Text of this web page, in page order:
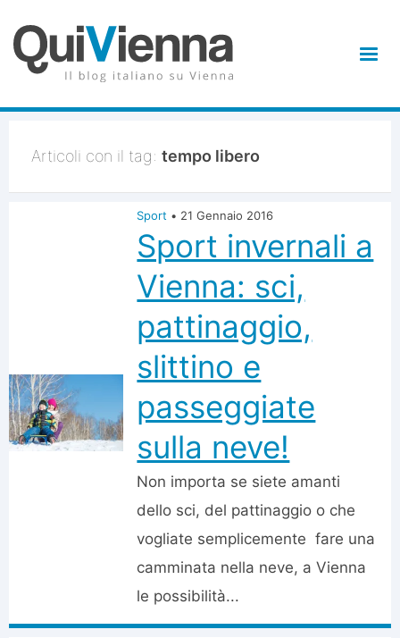
Articoli con il tag: tempo libero
Sport • 21 Gennaio 2016
Sport invernali a
Vienna: sci,
pattinaggio,
slittino e
passeggiate
sulla neve!
Non importa se siete amanti
dello sci, del pattinaggio o che
vogliate semplicemente fare una
camminata nella neve, a Vienna
le possibilità...